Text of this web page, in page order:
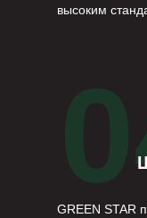
высоким
GREEN STAR